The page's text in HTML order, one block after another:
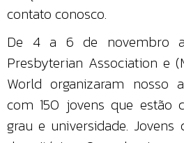
contato conosco.
De 4 a 6 de novembro a
Presbyterian Association e
World organizaram nosso
com 150 jovens que estão
grau e universidade. Jovens